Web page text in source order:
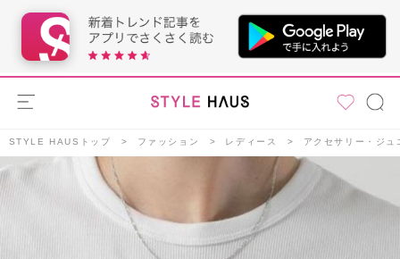
STYLE HAUSトップ ファッション レディース アクセサリー・ジュ